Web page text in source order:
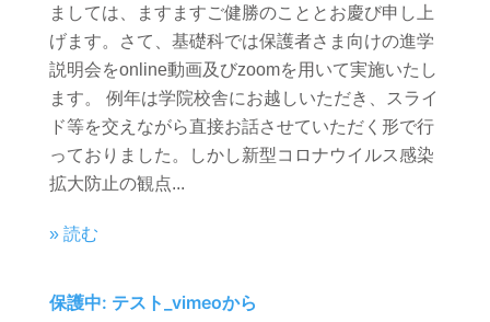
ましては、ますますご健勝のこととお慶び申し上
げます。さて、基礎科では保護者さま向けの進学
説明会をonline動画及びzoomを用いて実施いたし
ます。 例年は学院校舎にお越しいただき、スライ
ド等を交えながら直接お話させていただく形で行
っておりました。しかし新型コロナウイルス感染
拡大防止の観点...
» 読む
保護中: テスト_vimeoから